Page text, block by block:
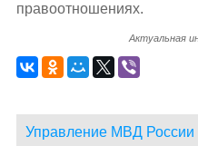
правоотношениях.
Актуальная
Управление МВД России